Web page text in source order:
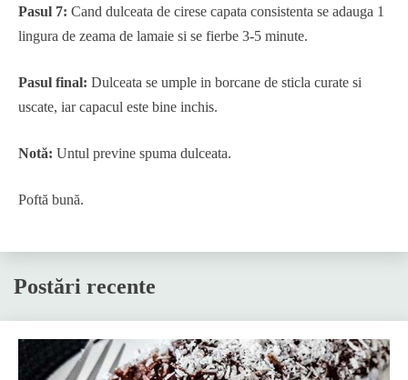
Pasul 7: Cand dulceata de cirese capata consistenta se adauga 1
lingura de zeama de lamaie si se fierbe 3-5 minute.
Pasul final: Dulceata se umple in borcane de sticla curate si
uscate, iar capacul este bine inchis.
Notă: Untul previne spuma dulceata.
Poftă bună.
Postări recente